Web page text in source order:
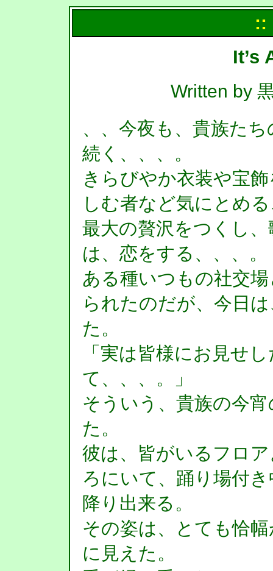
::
It’s
Written by
、、今夜も、貴族た
続く、、、。
きらびやか衣装や宝
しむ者など気にとめ
最大の贅沢をつくし
は、恋をする、、、。
ある種いつもの社交
られたのだが、今日
た。
「実は皆様にお見せ
て、、、。」
そういう、貴族の今
た。
彼は、皆がいるフロ
ろにいて、踊り場付
降り出来る。
その姿は、とても恰
に見えた。